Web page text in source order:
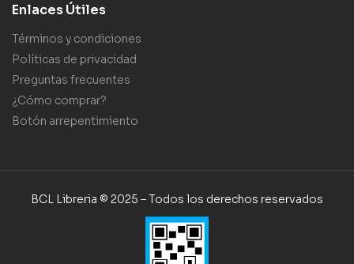
Enlaces Útiles
Términos y condiciones
Políticas de privacidad
Preguntas frecuentes
¿Cómo comprar?
Botón arrepentimiento
BCL Libreria © 2025 – Todos los derechos reservados